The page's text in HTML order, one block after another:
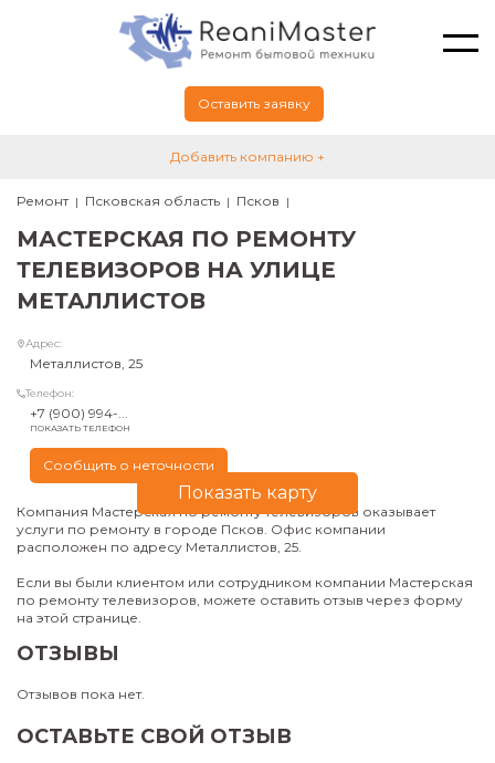
Оставить заявку
Добавить компанию +
Ремонт Псковская область Псков
МАСТЕРСКАЯ ПО РЕМОНТУ
ТЕЛЕВИЗОРОВ НА УЛИЦЕ
МЕТАЛЛИСТОВ
Адрес:
Металлистов, 25
Телефон:
+7 (900) 994-...
ПОКАЗАТЬ ТЕЛЕФОН
Сообщить о неточности
Показать карту
Компания Мастерская по ремонту телевизоров оказывает
услуги по ремонту в городе Псков. Офис компании
расположен по адресу Металлистов, 25.
Если вы были клиентом или сотрудником компании Мастерская
по ремонту телевизоров, можете оставить отзыв через форму
на этой странице.
ОТЗЫВЫ
Отзывов пока нет.
ОСТАВЬТЕ СВОЙ ОТЗЫВ